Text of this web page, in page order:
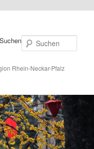
Rhein-Neckar-Pfalz
Suchen